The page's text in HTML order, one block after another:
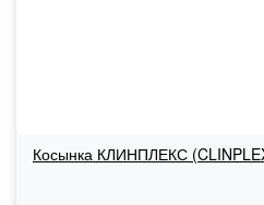
Косынка КЛИНПЛЕКС